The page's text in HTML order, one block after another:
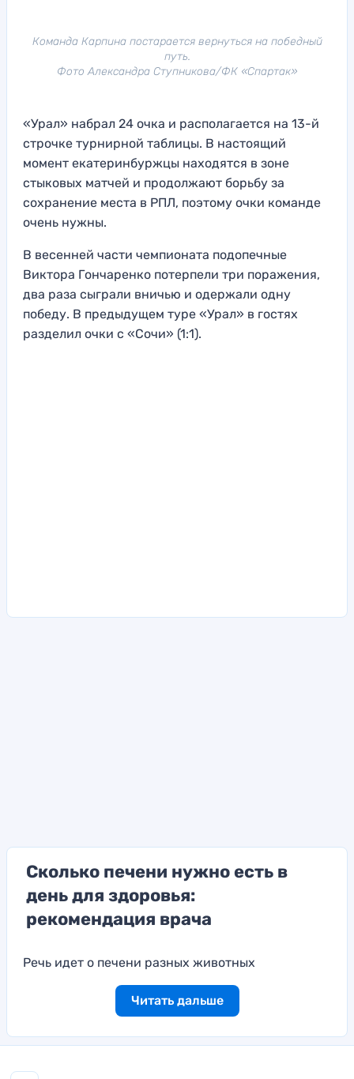
Команда Карпина постарается вернуться на победный
путь.
Фото Александра Ступникова/ФК «Спартак»
«Урал» набрал 24 очка и располагается на 13-й
строчке турнирной таблицы. В настоящий
момент екатеринбуржцы находятся в зоне
стыковых матчей и продолжают борьбу за
сохранение места в РПЛ, поэтому очки команде
очень нужны.
В весенней части чемпионата подопечные
Виктора Гончаренко потерпели три поражения,
два раза сыграли вничью и одержали одну
победу. В предыдущем туре «Урал» в гостях
разделил очки с «Сочи» (1:1).
Сколько печени нужно есть в
день для здоровья:
рекомендация врача
Речь идет о печени разных животных
Читать дальше